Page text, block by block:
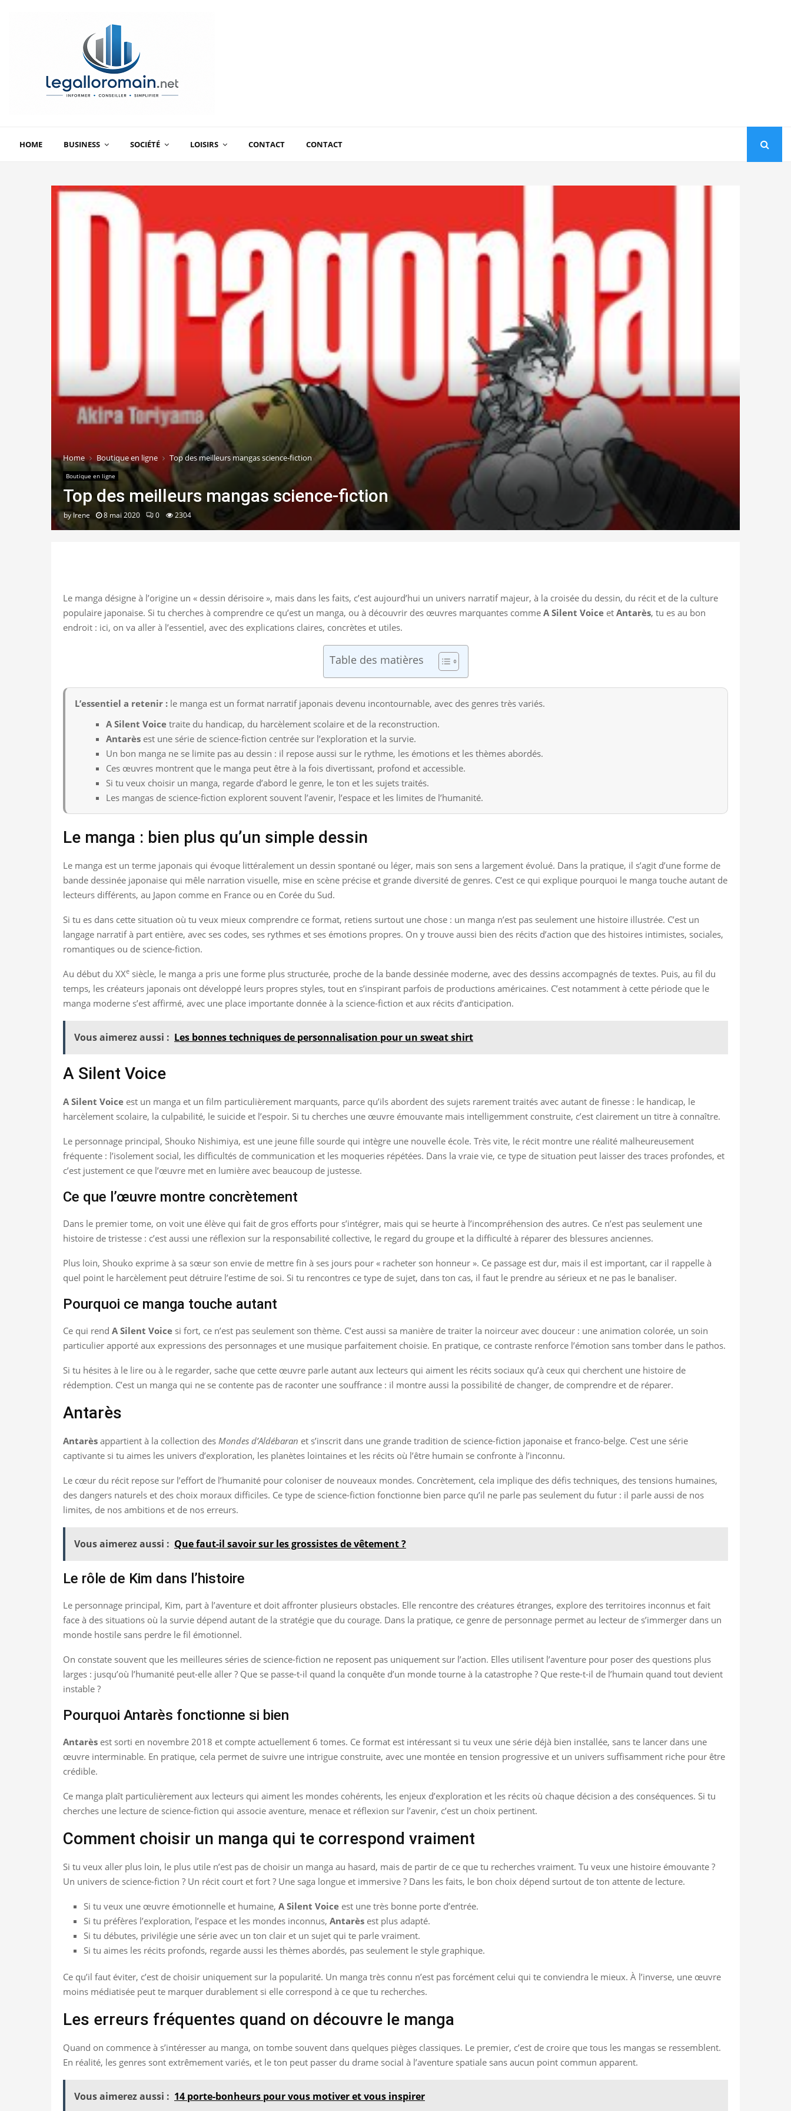
HOME BUSINESS SOCIÉTÉ LOISIRS CONTACT CONTACT
Home Boutique en ligne Top des meilleurs mangas science-fiction
Boutique en ligne
Top des meilleurs mangas science-fiction
byIrene 8 mai 2020 0 2304
Le manga désigne à l’origine un « dessin dérisoire », mais dans les faits, c’est aujourd’hui un univers narratif majeur, à la croisée du dessin, du récit et de la culture
populaire japonaise. Si tu cherches à comprendre ce qu’est un manga, ou à découvrir des œuvres marquantes comme A Silent Voice et Antarès, tu es au bon
endroit : ici, on va aller à l’essentiel, avec des explications claires, concrètes et utiles.
Table des matières
L’essentiel a retenir : le manga est un format narratif japonais devenu incontournable, avec des genres très variés.
A Silent Voice traite du handicap, du harcèlement scolaire et de la reconstruction.
Antarès est une série de science-fiction centrée sur l’exploration et la survie.
Un bon manga ne se limite pas au dessin : il repose aussi sur le rythme, les émotions et les thèmes abordés.
Ces œuvres montrent que le manga peut être à la fois divertissant, profond et accessible.
Si tu veux choisir un manga, regarde d’abord le genre, le ton et les sujets traités.
Les mangas de science-fiction explorent souvent l’avenir, l’espace et les limites de l’humanité.
Le manga : bien plus qu’un simple dessin
Le manga est un terme japonais qui évoque littéralement un dessin spontané ou léger, mais son sens a largement évolué. Dans la pratique, il s’agit d’une forme de
bande dessinée japonaise qui mêle narration visuelle, mise en scène précise et grande diversité de genres. C’est ce qui explique pourquoi le manga touche autant de
lecteurs différents, au Japon comme en France ou en Corée du Sud.
Si tu es dans cette situation où tu veux mieux comprendre ce format, retiens surtout une chose : un manga n’est pas seulement une histoire illustrée. C’est un
langage narratif à part entière, avec ses codes, ses rythmes et ses émotions propres. On y trouve aussi bien des récits d’action que des histoires intimistes, sociales,
romantiques ou de science-fiction.
Au début du XXe siècle, le manga a pris une forme plus structurée, proche de la bande dessinée moderne, avec des dessins accompagnés de textes. Puis, au fil du
temps, les créateurs japonais ont développé leurs propres styles, tout en s’inspirant parfois de productions américaines. C’est notamment à cette période que le
manga moderne s’est affirmé, avec une place importante donnée à la science-fiction et aux récits d’anticipation.
Vous aimerez aussi : Les bonnes techniques de personnalisation pour un sweat shirt
A Silent Voice
A Silent Voice est un manga et un film particulièrement marquants, parce qu’ils abordent des sujets rarement traités avec autant de finesse : le handicap, le
harcèlement scolaire, la culpabilité, le suicide et l’espoir. Si tu cherches une œuvre émouvante mais intelligemment construite, c’est clairement un titre à connaître.
Le personnage principal, Shouko Nishimiya, est une jeune fille sourde qui intègre une nouvelle école. Très vite, le récit montre une réalité malheureusement
fréquente : l’isolement social, les difficultés de communication et les moqueries répétées. Dans la vraie vie, ce type de situation peut laisser des traces profondes, et
c’est justement ce que l’œuvre met en lumière avec beaucoup de justesse.
Ce que l’œuvre montre concrètement
Dans le premier tome, on voit une élève qui fait de gros efforts pour s’intégrer, mais qui se heurte à l’incompréhension des autres. Ce n’est pas seulement une
histoire de tristesse : c’est aussi une réflexion sur la responsabilité collective, le regard du groupe et la difficulté à réparer des blessures anciennes.
Plus loin, Shouko exprime à sa sœur son envie de mettre fin à ses jours pour « racheter son honneur ». Ce passage est dur, mais il est important, car il rappelle à
quel point le harcèlement peut détruire l’estime de soi. Si tu rencontres ce type de sujet, dans ton cas, il faut le prendre au sérieux et ne pas le banaliser.
Pourquoi ce manga touche autant
Ce qui rend A Silent Voice si fort, ce n’est pas seulement son thème. C’est aussi sa manière de traiter la noirceur avec douceur : une animation colorée, un soin
particulier apporté aux expressions des personnages et une musique parfaitement choisie. En pratique, ce contraste renforce l’émotion sans tomber dans le pathos.
Si tu hésites à le lire ou à le regarder, sache que cette œuvre parle autant aux lecteurs qui aiment les récits sociaux qu’à ceux qui cherchent une histoire de
rédemption. C’est un manga qui ne se contente pas de raconter une souffrance : il montre aussi la possibilité de changer, de comprendre et de réparer.
Antarès
Antarès appartient à la collection des Mondes d’Aldébaran et s’inscrit dans une grande tradition de science-fiction japonaise et franco-belge. C’est une série
captivante si tu aimes les univers d’exploration, les planètes lointaines et les récits où l’être humain se confronte à l’inconnu.
Le cœur du récit repose sur l’effort de l’humanité pour coloniser de nouveaux mondes. Concrètement, cela implique des défis techniques, des tensions humaines,
des dangers naturels et des choix moraux difficiles. Ce type de science-fiction fonctionne bien parce qu’il ne parle pas seulement du futur : il parle aussi de nos
limites, de nos ambitions et de nos erreurs.
Vous aimerez aussi : Que faut-il savoir sur les grossistes de vêtement ?
Le rôle de Kim dans l’histoire
Le personnage principal, Kim, part à l’aventure et doit affronter plusieurs obstacles. Elle rencontre des créatures étranges, explore des territoires inconnus et fait
face à des situations où la survie dépend autant de la stratégie que du courage. Dans la pratique, ce genre de personnage permet au lecteur de s’immerger dans un
monde hostile sans perdre le fil émotionnel.
On constate souvent que les meilleures séries de science-fiction ne reposent pas uniquement sur l’action. Elles utilisent l’aventure pour poser des questions plus
larges : jusqu’où l’humanité peut-elle aller ? Que se passe-t-il quand la conquête d’un monde tourne à la catastrophe ? Que reste-t-il de l’humain quand tout devient
instable ?
Pourquoi Antarès fonctionne si bien
Antarès est sorti en novembre 2018 et compte actuellement 6 tomes. Ce format est intéressant si tu veux une série déjà bien installée, sans te lancer dans une
œuvre interminable. En pratique, cela permet de suivre une intrigue construite, avec une montée en tension progressive et un univers suffisamment riche pour être
crédible.
Ce manga plaît particulièrement aux lecteurs qui aiment les mondes cohérents, les enjeux d’exploration et les récits où chaque décision a des conséquences. Si tu
cherches une lecture de science-fiction qui associe aventure, menace et réflexion sur l’avenir, c’est un choix pertinent.
Comment choisir un manga qui te correspond vraiment
Si tu veux aller plus loin, le plus utile n’est pas de choisir un manga au hasard, mais de partir de ce que tu recherches vraiment. Tu veux une histoire émouvante ?
Un univers de science-fiction ? Un récit court et fort ? Une saga longue et immersive ? Dans les faits, le bon choix dépend surtout de ton attente de lecture.
Si tu veux une œuvre émotionnelle et humaine, A Silent Voice est une très bonne porte d’entrée.
Si tu préfères l’exploration, l’espace et les mondes inconnus, Antarès est plus adapté.
Si tu débutes, privilégie une série avec un ton clair et un sujet qui te parle vraiment.
Si tu aimes les récits profonds, regarde aussi les thèmes abordés, pas seulement le style graphique.
Ce qu’il faut éviter, c’est de choisir uniquement sur la popularité. Un manga très connu n’est pas forcément celui qui te conviendra le mieux. À l’inverse, une œuvre
moins médiatisée peut te marquer durablement si elle correspond à ce que tu recherches.
Les erreurs fréquentes quand on découvre le manga
Quand on commence à s’intéresser au manga, on tombe souvent dans quelques pièges classiques. Le premier, c’est de croire que tous les mangas se ressemblent.
En réalité, les genres sont extrêmement variés, et le ton peut passer du drame social à l’aventure spatiale sans aucun point commun apparent.
Vous aimerez aussi : 14 porte-bonheurs pour vous motiver et vous inspirer